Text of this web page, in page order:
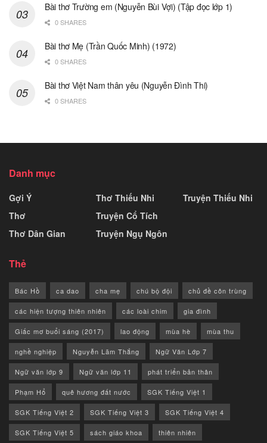
Bài thơ Trường em (Nguyễn Bùi Vợi) (Tập đọc lớp 1)
0 SHARES
Bài thơ Mẹ (Trần Quốc Minh) (1972)
0 SHARES
Bài thơ Việt Nam thân yêu (Nguyễn Đình Thi)
0 SHARES
Danh mục
Gợi Ý
Thơ
Thơ Dân Gian
Thơ Thiếu Nhi
Truyện Cổ Tích
Truyện Ngụ Ngôn
Truyện Thiếu Nhi
Thẻ
Bác Hồ ca dao cha mẹ chú bộ đội chủ đề côn trùng
các hiện tượng thiên nhiên các loài chim gia đình
Giấc mơ buổi sáng (2017) lao động mùa hè mùa thu
nghề nghiệp Nguyễn Lãm Thắng Ngữ Văn Lớp 7
Ngữ văn lớp 9 Ngữ văn lớp 11 phát triển bản thân
Phạm Hổ quê hương đất nước SGK Tiếng Việt 1
SGK Tiếng Việt 2 SGK Tiếng Việt 3 SGK Tiếng Việt 4
SGK Tiếng Việt 5 sách giáo khoa thiên nhiên